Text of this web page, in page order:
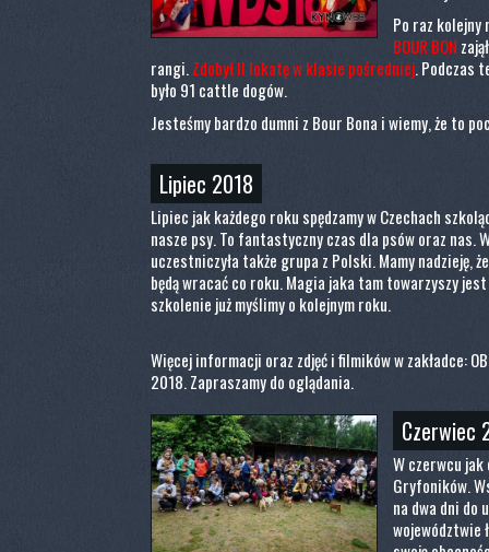
Po raz kolejny
BOUR BON
rangi.Zdobył II lokatę w klasie pośredniej. Podczas
było 91 cattle dogów.
Jesteśmy bardzo dumni z Bour Bona i wiemy, że to
Lipiec 2018
Lipiec jak każdego roku spędzamy w Czechach
nasze psy. To fantastyczny czas dla psów oraz nas.
uczestniczyła także grupa z Polski. Mamy nadzieję,
będą wracać co roku. Magia jaka tam towarzyszy
szkolenie już myślimy o kolejnym roku.
Więcej informacji oraz zdjęć i filmików w zakładce:
2018. Zapraszamy do oglądania.
Czerwiec
W czerwcu jak
Gryfoników.
na dwa dni do
województwie